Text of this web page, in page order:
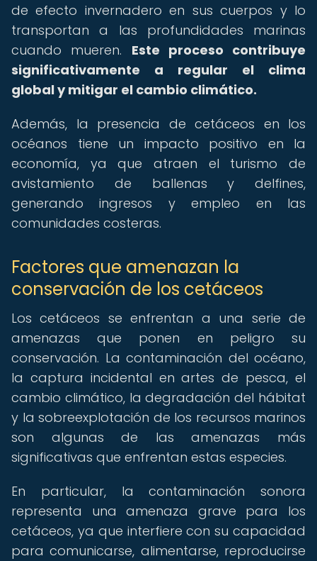
de efecto invernadero en sus cuerpos y lo
transportan a las profundidades marinas
cuando mueren. Este proceso contribuye
significativamente a regular el clima
global y mitigar el cambio climático.
Además, la presencia de cetáceos en los
océanos tiene un impacto positivo en la
economía, ya que atraen el turismo de
avistamiento de ballenas y delfines,
generando ingresos y empleo en las
comunidades costeras.
Factores que amenazan la
conservación de los cetáceos
Los cetáceos se enfrentan a una serie de
amenazas que ponen en peligro su
conservación. La contaminación del océano,
la captura incidental en artes de pesca, el
cambio climático, la degradación del hábitat
y la sobreexplotación de los recursos marinos
son algunas de las amenazas más
significativas que enfrentan estas especies.
En particular, la contaminación sonora
representa una amenaza grave para los
cetáceos, ya que interfiere con su capacidad
para comunicarse, alimentarse, reproducirse